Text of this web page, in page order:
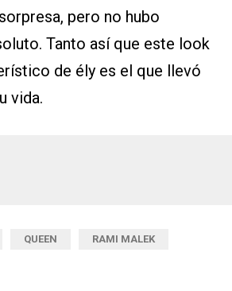
pero no hubo
Tanto así que este look
de ély es el que llevó
vida.
QUEEN RAMI MALEK